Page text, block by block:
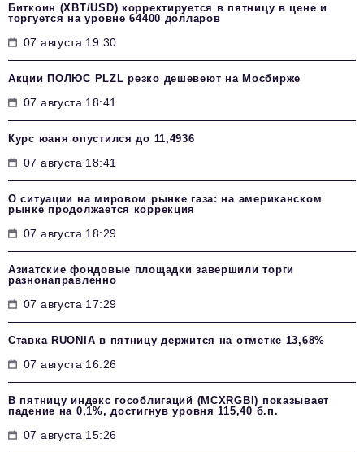
Биткоин (XBT/USD) корректируется в пятницу в цене и
торгуется на уровне 64400 долларов
07 августа 19:30
Акции ПОЛЮС PLZL резко дешевеют на Мосбирже
07 августа 18:41
Курс юаня опустился до 11,4936
07 августа 18:41
О ситуации на мировом рынке газа: на американском
рынке продолжается коррекция
07 августа 18:29
Азиатские фондовые площадки завершили торги
разнонаправленно
07 августа 17:29
Ставка RUONIA в пятницу держится на отметке 13,68%
07 августа 16:26
В пятницу индекс гособлигаций (MCXRGBI) показывает
падение на 0,1%, достигнув уровня 115,40 б.п.
07 августа 15:26